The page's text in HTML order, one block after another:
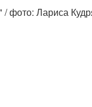
/ фото: Лариса